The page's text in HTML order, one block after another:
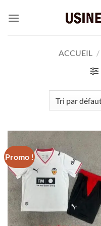
ACCUEIL /
Promo !